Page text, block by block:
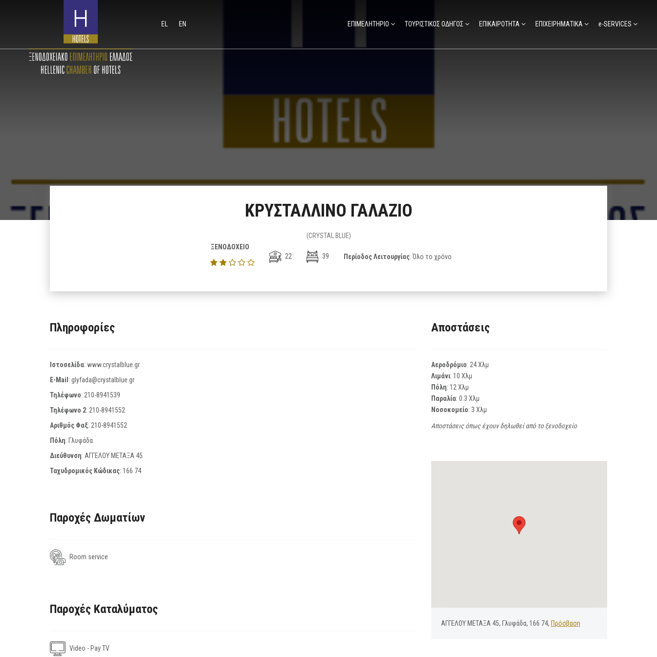
EL EN ΕΠΙΜΕΛΗΤΗΡΙΟ ΤΟΥΡΙΣΤΙΚΟΣ ΟΔΗΓΟΣ ΕΠΙΚΑΙΡΟΤΗΤΑ ΕΠΙΧΕΙΡΗΜΑΤΙΚΑ e-SERVICES
ΚΡΥΣΤΑΛΛΙΝΟ ΓΑΛΑΖΙΟ
(CRYSTAL BLUE)
ΞΕΝΟΔΟΧΕΙΟ
22
39 Περίοδος Λειτουργίας: Όλο το χρόνο
Πληροφορίες
Ιστοσελίδα: www.crystalblue.gr
E-Mail : glyfada@crystalblue.gr
Τηλέφωνο: 210-8941539
Τηλέφωνο 2: 210-8941552
Αριθμός Φαξ: 210-8941552
Πόλη: Γλυφάδα
Διεύθυνση: ΑΓΓΕΛΟΥ ΜΕΤΑΞΑ 45
Ταχυδρομικός Κώδικας: 166 74
Παροχές Δωματίων
Room service
Παροχές Καταλύματος
Video - Pay TV
Αποστάσεις
Αεροδρόμιο: 24 Χλμ
Λιμάνι: 10 Χλμ
Πόλη: 12 Χλμ
Παραλία: 0.3 Χλμ
Νοσοκομείο: 3 Χλμ
Αποστάσεις όπως έχουν δηλωθεί από το ξενοδοχείο
ΑΓΓΕΛΟΥ ΜΕΤΑΞΑ 45, Γλυφάδα, 166 74, Πρόσβαση